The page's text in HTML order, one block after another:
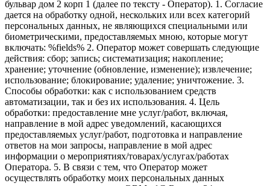
бульвар дом 2 корп 1 (далее по тексту - Оператор). 1. Согласие
дается на обработку одной, нескольких или всех категорий
персональных данных, не являющихся специальными или
биометрическими, предоставляемых мною, которые могут
включать: %fields% 2. Оператор может совершать следующие
действия: сбор; запись; систематизация; накопление;
хранение; уточнение (обновление, изменение); извлечение;
использование; блокирование; удаление; уничтожение. 3.
Способы обработки: как с использованием средств
автоматизации, так и без их использования. 4. Цель
обработки: предоставление мне услуг/работ, включая,
направление в мой адрес уведомлений, касающихся
предоставляемых услуг/работ, подготовка и направление
ответов на мои запросы, направление в мой адрес
информации о мероприятиях/товарах/услугах/работах
Оператора. 5. В связи с тем, что Оператор может
осуществлять обработку моих персональных данных